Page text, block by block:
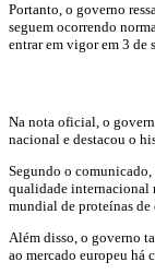
Portanto, o governo
seguem ocorrendo
entrar em vigor em 3 de
Na nota oficial, o
nacional e destacou o
Segundo o
qualidade internacional
mundial de proteínas de
Além disso, o governo
ao mercado europeu há